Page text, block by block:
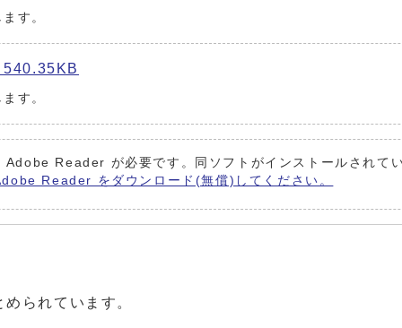
す。
540.35KB
す。
Adobe Reader が必要です。同ソフトがインストールされて
Reader をダウンロード(無償)してください。
られています。